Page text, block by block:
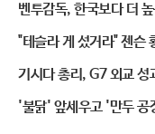
벤투감독, 한국보다 더
"테슬라 게 섰거라" 젠슨
기시다 총리, G7 외교
'불닭' 앞세우고 '만두